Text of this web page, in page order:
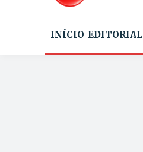
INÍCIO EDITORIAL